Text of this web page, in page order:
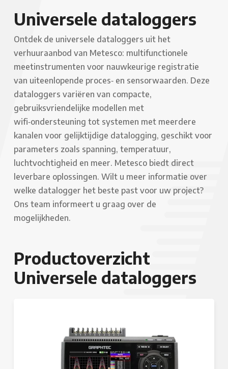
Universele dataloggers
Ontdek de universele dataloggers uit het
verhuuraanbod van Metesco: multifunctionele
meetinstrumenten voor nauwkeurige registratie
van uiteenlopende proces‑ en sensorwaarden. Deze
dataloggers variëren van compacte,
gebruiksvriendelijke modellen met
wifi‑ondersteuning tot systemen met meerdere
kanalen voor gelijktijdige datalogging, geschikt voor
parameters zoals spanning, temperatuur,
luchtvochtigheid en meer. Metesco biedt direct
leverbare oplossingen. Wilt u meer informatie over
welke datalogger het beste past voor uw project?
Ons team informeert u graag over de
mogelijkheden.
Productoverzicht
Universele dataloggers